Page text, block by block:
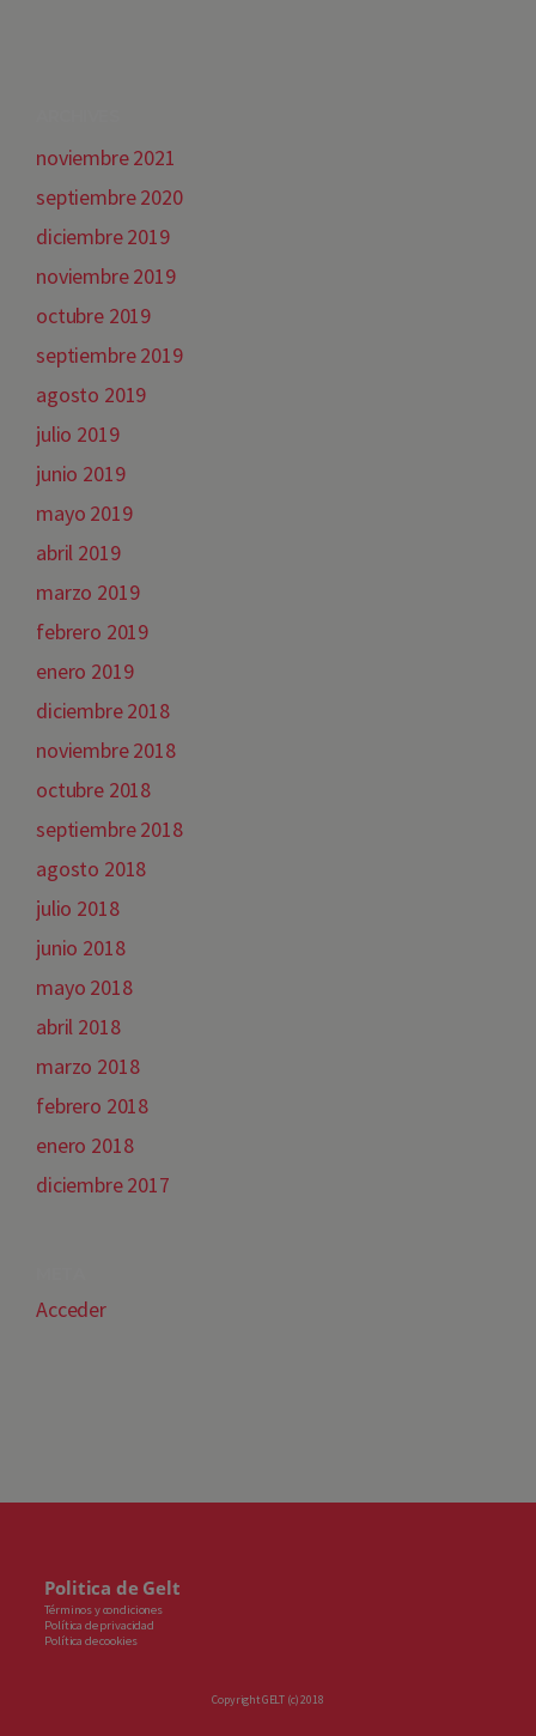
noviembre 2021
septiembre 2020
diciembre 2019
noviembre 2019
octubre 2019
septiembre 2019
agosto 2019
julio 2019
junio 2019
mayo 2019
abril 2019
marzo 2019
febrero 2019
enero 2019
diciembre 2018
noviembre 2018
octubre 2018
septiembre 2018
agosto 2018
julio 2018
junio 2018
mayo 2018
abril 2018
marzo 2018
febrero 2018
enero 2018
diciembre 2017
Acceder
Politica de Gelt
Términos y condiciones
Política de privacidad
Política de cookies
Copyright GELT (c) 2018